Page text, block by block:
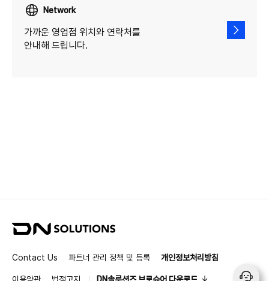
Network
가까운 영업점 위치와 연락처를
안내해 드립니다.
D
S
l
Contact Us 파트너 관리 정책 및 등록 개인정보처리방침